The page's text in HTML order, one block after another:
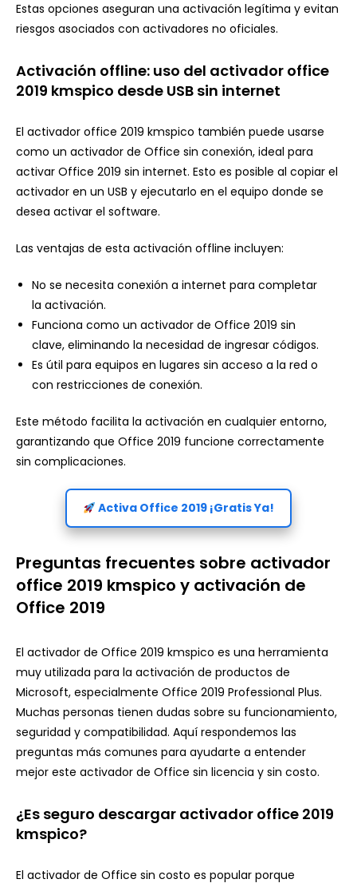
Estas opciones aseguran una activación legítima y evitan
riesgos asociados con activadores no oficiales.
Activación offline: uso del activador office
2019 kmspico desde USB sin internet
El activador office 2019 kmspico también puede usarse
como un activador de Office sin conexión, ideal para
activar Office 2019 sin internet. Esto es posible al copiar el
activador en un USB y ejecutarlo en el equipo donde se
desea activar el software.
Las ventajas de esta activación offline incluyen:
No se necesita conexión a internet para completar
la activación.
Funciona como un activador de Office 2019 sin
clave, eliminando la necesidad de ingresar códigos.
Es útil para equipos en lugares sin acceso a la red o
con restricciones de conexión.
Este método facilita la activación en cualquier entorno,
garantizando que Office 2019 funcione correctamente
sin complicaciones.
Activa Office 2019 ¡Gratis Ya!
Preguntas frecuentes sobre activador
office 2019 kmspico y activación de
Office 2019
El activador de Office 2019 kmspico es una herramienta
muy utilizada para la activación de productos de
Microsoft, especialmente Office 2019 Professional Plus.
Muchas personas tienen dudas sobre su funcionamiento,
seguridad y compatibilidad. Aquí respondemos las
preguntas más comunes para ayudarte a entender
mejor este activador de Office sin licencia y sin costo.
¿Es seguro descargar activador office 2019
kmspico?
El activador de Office sin costo es popular porque